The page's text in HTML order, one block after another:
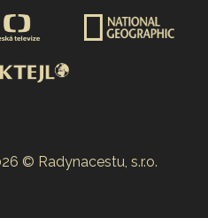
© Radynacestu, s.r.o.